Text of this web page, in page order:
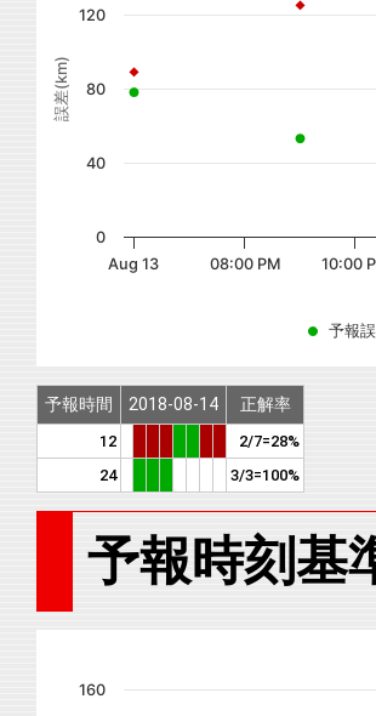
誤差(km)
予報
Aug 13 08:00 PM 10:00
0
40
80
120
予報時間 2018-08-14 正解率
12
2/7=28%
24
3/3=100%
予報時刻基
160